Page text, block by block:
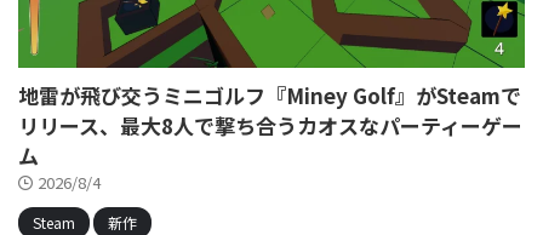
地雷が飛び交うミニゴルフ『Miney Golf』がSteamで
リリース、最大8人で撃ち合うカオスなパーティーゲー
ム
2026/8/4
Steam 新作